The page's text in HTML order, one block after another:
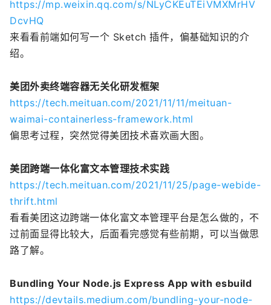
https://mp.weixin.qq.com/s/NLyCKEuTEiVMXMrHV
DcvHQ
来看看前端如何写一个 Sketch 插件，偏基础知识的介
绍。
美团外卖终端容器无关化研发框架
https://tech.meituan.com/2021/11/11/meituan-
waimai-containerless-framework.html
偏思考过程，突然觉得美团技术喜欢画大图。
美团跨端一体化富文本管理技术实践
https://tech.meituan.com/2021/11/25/page-webide-
thrift.html
看看美团这边跨端一体化富文本管理平台是怎么做的，不
过前面显得比较大，后面看完感觉有些前期，可以当做思
路了解。
Bundling Your Node.js Express App with esbuild
https://devtails.medium.com/bundling-your-node-